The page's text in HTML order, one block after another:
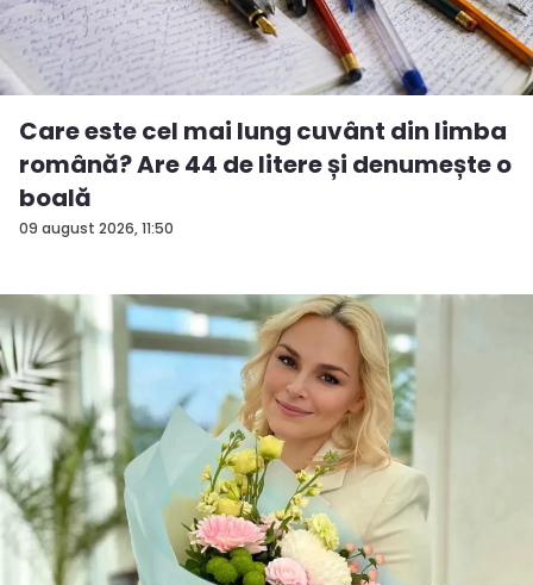
09 august 2026, 11:50
Care este cel mai lung cuvânt din limba
română? Are 44 de litere și denumește o
boală